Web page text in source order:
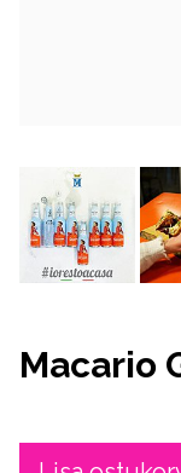
Macario